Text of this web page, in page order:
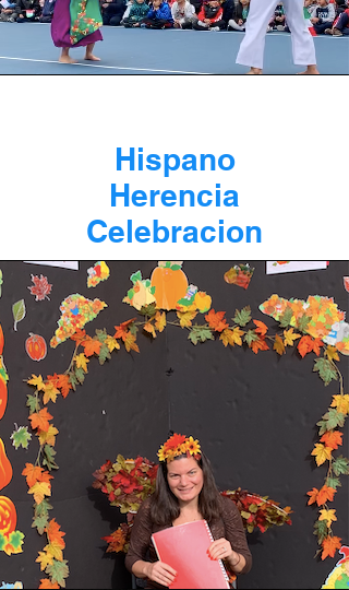
Hispano
Herencia
Celebracion